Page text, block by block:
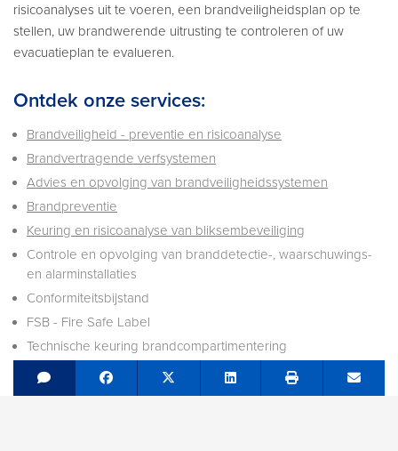
risicoanalyses uit te voeren, een brandveiligheidsplan op te
stellen, uw brandwerende uitrusting te controleren of uw
evacuatieplan te evalueren.
Ontdek onze services:
Brandveiligheid - preventie en risicoanalyse
Brandvertragende verfsystemen
Advies en opvolging van brandveiligheidssystemen
Brandpreventie
Keuring en risicoanalyse van bliksembeveiliging
Controle en opvolging van branddetectie-, waarschuwings-
en alarminstallaties
Conformiteitsbijstand
FSB - Fire Safe Label
Technische keuring brandcompartimentering
Share on Facebook
Tweet Share on LinkedIn Send